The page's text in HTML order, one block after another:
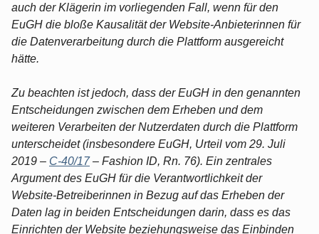
auch der Klägerin im vorliegenden Fall, wenn für den
EuGH die bloße Kausalität der Website-Anbieterinnen für
die Datenverarbeitung durch die Plattform ausgereicht
hätte.
Zu beachten ist jedoch, dass der EuGH in den genannten
Entscheidungen zwischen dem Erheben und dem
weiteren Verarbeiten der Nutzerdaten durch die Plattform
unterscheidet (insbesondere EuGH, Urteil vom 29. Juli
2019 – C-40/17– Fashion ID, Rn. 76). Ein zentrales
Argument des EuGH für die Verantwortlichkeit der
Website-Betreiberinnen in Bezug auf das Erheben der
Daten lag in beiden Entscheidungen darin, dass es das
Einrichten der Website beziehungsweise das Einbinden